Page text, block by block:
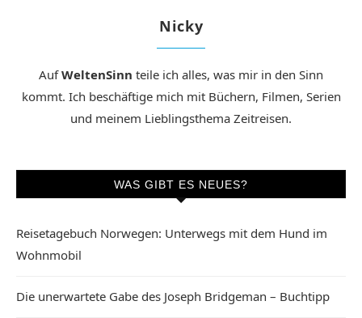
Nicky
AufWeltenSinn teile ich alles, was mir in den Sinn
kommt. Ich beschäftige mich mit Büchern, Filmen, Serien
und meinem Lieblingsthema Zeitreisen.
WAS GIBT ES NEUES?
Reisetagebuch Norwegen: Unterwegs mit dem Hund im
Wohnmobil
Die unerwartete Gabe des Joseph Bridgeman – Buchtipp